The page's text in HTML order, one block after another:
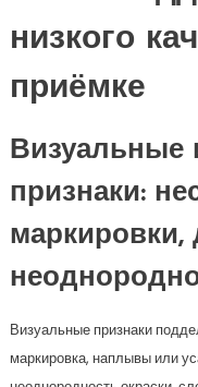
низкого
приёмке
Визуальные
признаки:
маркировки,
Визуальные признаки
маркировка, наплывы или